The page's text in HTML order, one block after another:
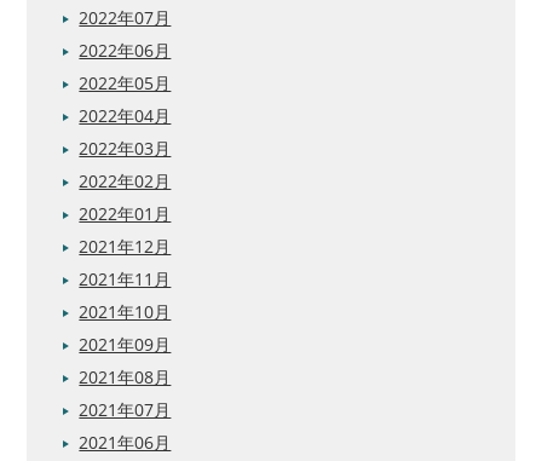
2022年07月
2022年06月
2022年05月
2022年04月
2022年03月
2022年02月
2022年01月
2021年12月
2021年11月
2021年10月
2021年09月
2021年08月
2021年07月
2021年06月